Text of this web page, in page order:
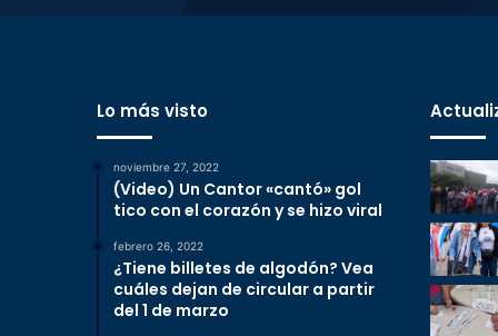
Lo más visto
noviembre 27, 2022
(Video) Un Cantor «cantó» gol
tico con el corazón y se hizo viral
febrero 26, 2022
¿Tiene billetes de algodón? Vea
cuáles dejan de circular a partir
del 1 de marzo